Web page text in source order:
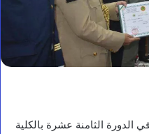
الثامنة عشرة بالكلية